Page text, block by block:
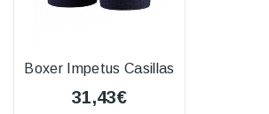
Boxer Impetus Casillas
31,43€